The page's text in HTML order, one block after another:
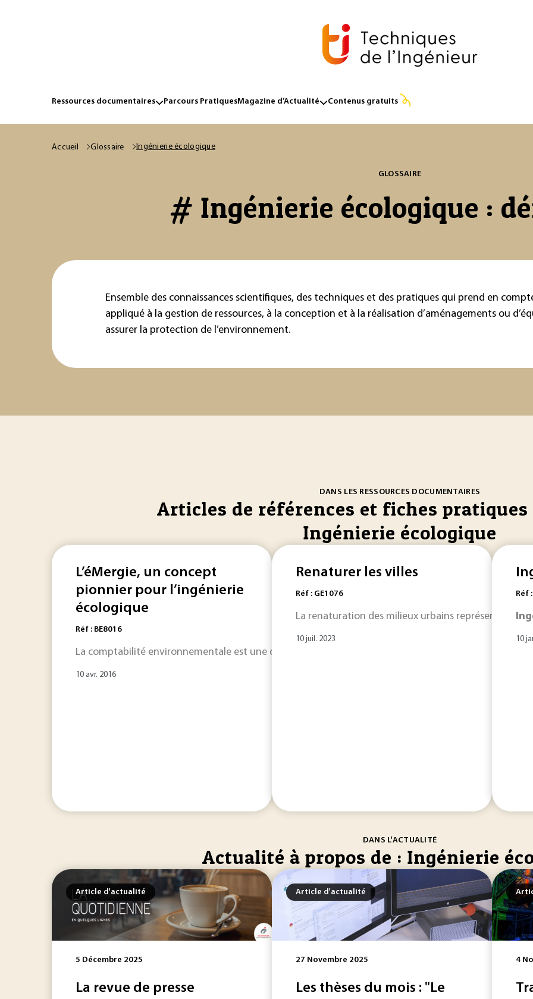
Ressources documentaires Parcours PratiquesMagazine d’Actualité Contenus gratuits
Accueil Glossaire Ingénierie écologique
GLOSSAIRE
# Ingénierie écologique :
Ensemble des connaissances scientifiques, des techniques et des pratiques qui prend en
appliqué à la gestion de ressources, à la conception et à la réalisation d’aménagements ou
assurer la protection de l’environnement.
DANS LES RESSOURCES DOCUMENTAIRES
Articles de références et fiches pratiques
Ingénierie écologique
L’éMergie, un concept
pionnier pour l’ingénierie
écologique
Réf : BE8016
La comptabilité environnementale est une discipline scientifique qui fournit des outils et des
10 avr. 2016
Renaturer les villes
Réf : GE1076
La renaturation des milieux urbains représente un
10 juil. 2023
Réf
10
DANS L'ACTUALITÉ
Actualité à propos de : Ingénierie
Article d'actualité
5 Décembre 2025
La revue de presse
Article d'actualité
27 Novembre 2025
Les thèses du mois : "Le
4